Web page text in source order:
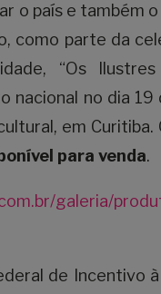
o país e também
como parte da
“Os Ilustres
nacional no dia 19
em Curitiba.
para venda.
galeria/
de Incentivo